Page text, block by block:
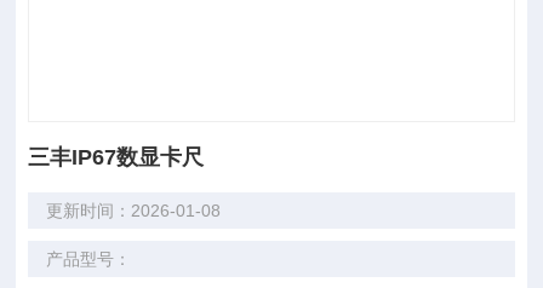
三丰IP67数显卡尺
更新时间：2026-01-08
产品型号：